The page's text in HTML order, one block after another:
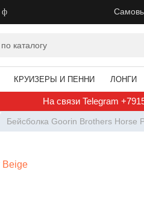
КРУИЗЕРЫ И ПЕННИ ЛОНГИ
На связи Telegram
Бейсболка Goorin Brothers Horse